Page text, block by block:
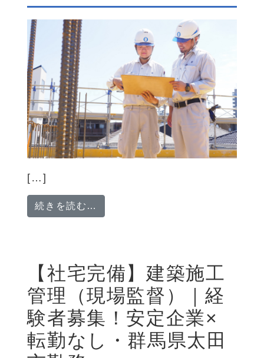
[…]
続きを読む…
【社宅完備】建築施工
管理（現場監督）｜経
験者募集！安定企業×
転勤なし・群馬県太田